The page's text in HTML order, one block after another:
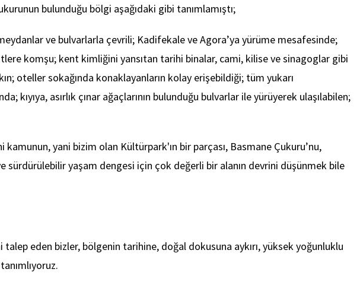
bulunduğu bölgi aşağıdaki gibi tanımlamıştı;
ve bulvarlarla çevrili; Kadifekale ve Agora’ya yürüme mesafesinde;
komşu; kent kimliğini yansıtan tarihi binalar, cami, kilise ve sinagoglar gibi
oteller sokağında konaklayanların kolay erişebildiği; tüm yukarı
kıyıya, asırlık çınar ağaçlarının bulunduğu bulvarlar ile yürüyerek ulaşılabilen;
yani bizim olan Kültürpark'ın bir parçası, Basmane Çukuru’nu,
sürdürülebilir yaşam dengesi için çok değerli bir alanın devrini düşünmek bile
eden bizler, bölgenin tarihine, doğal dokusuna aykırı, yüksek yoğunluklu